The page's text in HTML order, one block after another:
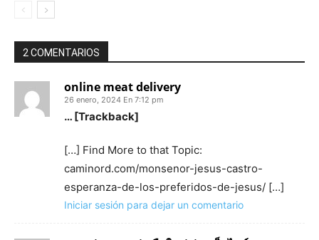
2 COMENTARIOS
online meat delivery
26 enero, 2024 En 7:12 pm
… [Trackback]
[…] Find More to that Topic:
caminord.com/monsenor-jesus-castro-
esperanza-de-los-preferidos-de-jesus/ […]
Iniciar sesión para dejar un comentario